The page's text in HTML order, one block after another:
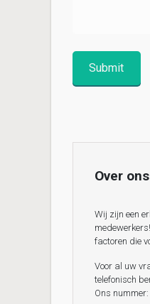
Over ons
Wij zijn een
factoren die
Voor al uw
telefonisch
Ons nummer: